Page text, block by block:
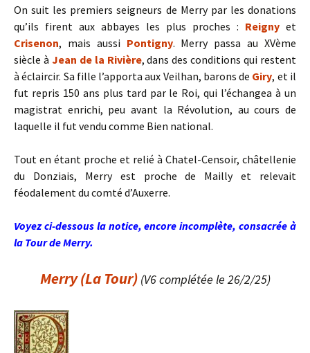
On suit les premiers seigneurs de Merry par les donations
qu’ils firent aux abbayes les plus proches : Reigny et
Crisenon, mais aussi Pontigny. Merry passa au XVème
siècle à Jean de la Rivière, dans des conditions qui restent
à éclaircir. Sa fille l’apporta aux Veilhan, barons de Giry, et il
fut repris 150 ans plus tard par le Roi, qui l’échangea à un
magistrat enrichi, peu avant la Révolution, au cours de
laquelle il fut vendu comme Bien national.
Tout en étant proche et relié à Chatel-Censoir, châtellenie
du Donziais, Merry est proche de Mailly et relevait
féodalement du comté d’Auxerre.
Voyez ci-dessous la notice, encore incomplète, consacrée à
la Tour de Merry.
Merry (La Tour) (V6 complétée le 26/2/25)